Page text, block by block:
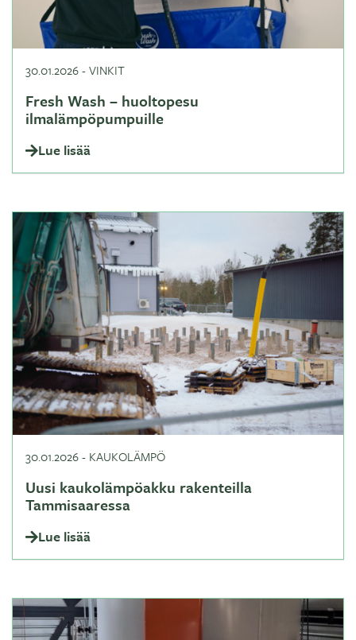
30.01.2026-VINKIT
Fresh Wash – huoltopesu
ilmalämpöpumpuille
Lue lisää
30.01.2026- KAUKOLÄMPÖ
Uusi kaukolämpöakku rakenteilla
Tammisaaressa
Lue lisää